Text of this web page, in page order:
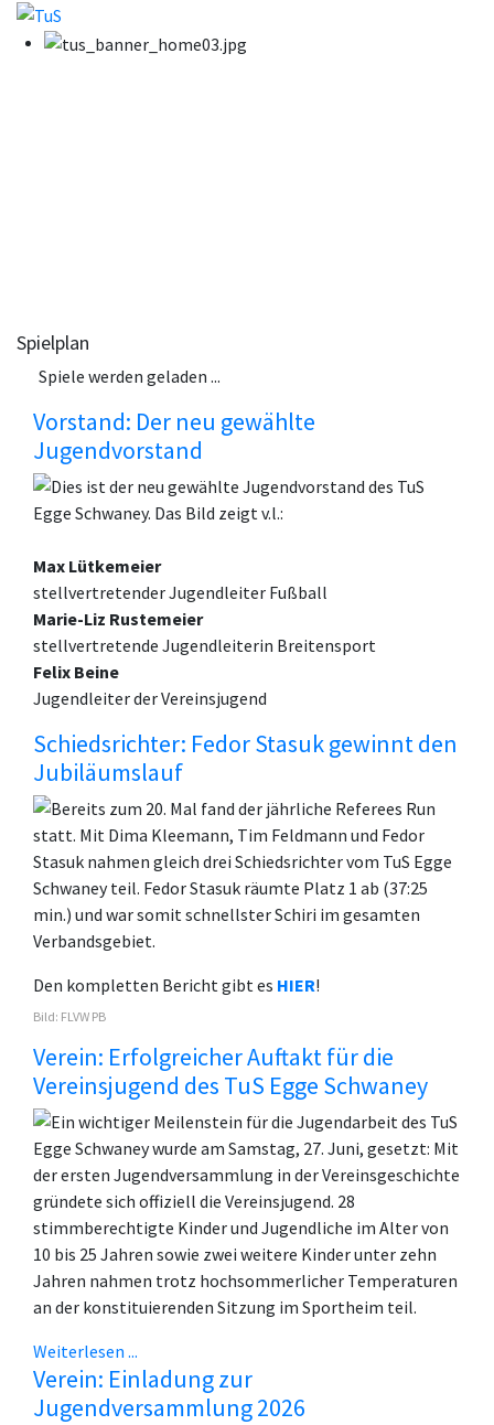
Spielplan
Spiele werden geladen ...
Vorstand: Der neu gewählte
Jugendvorstand
Dies ist der neu gewählte Jugendvorstand des TuS
Egge Schwaney. Das Bild zeigt v.l.:
Max Lütkemeier
stellvertretender Jugendleiter Fußball
Marie-Liz Rustemeier
stellvertretende Jugendleiterin Breitensport
Felix Beine
Jugendleiter der Vereinsjugend
Schiedsrichter: Fedor Stasuk gewinnt den
Jubiläumslauf
Bereits zum 20. Mal fand der jährliche Referees Run
statt. Mit Dima Kleemann, Tim Feldmann und Fedor
Stasuk nahmen gleich drei Schiedsrichter vom TuS Egge
Schwaney teil. Fedor Stasuk räumte Platz 1 ab (37:25
min.) und war somit schnellster Schiri im gesamten
Verbandsgebiet.
Den kompletten Bericht gibt es HIER!
Bild: FLVW PB
Verein: Erfolgreicher Auftakt für die
Vereinsjugend des TuS Egge Schwaney
Ein wichtiger Meilenstein für die Jugendarbeit des TuS
Egge Schwaney wurde am Samstag, 27. Juni, gesetzt: Mit
der ersten Jugendversammlung in der Vereinsgeschichte
gründete sich offiziell die Vereinsjugend. 28
stimmberechtigte Kinder und Jugendliche im Alter von
10 bis 25 Jahren sowie zwei weitere Kinder unter zehn
Jahren nahmen trotz hochsommerlicher Temperaturen
an der konstituierenden Sitzung im Sportheim teil.
Weiterlesen ...
Verein: Einladung zur
Jugendversammlung 2026